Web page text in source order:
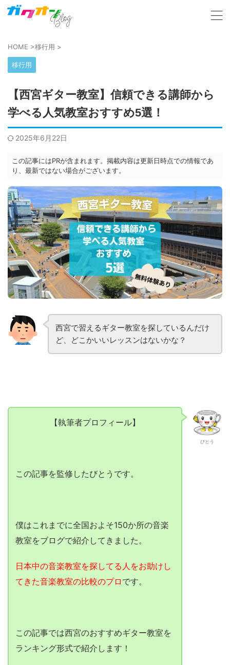
HOME >移行用 >
移行用
【西宮ギター教室】信頼できる講師から
学べる人気教室おすすめ5選！
2025年6月22日
この記事にはPRが含まれます。掲載内容は更新日時点での情報であ
り、最新ではない場合がございます。
西宮で習えるギター教室を探しているんだけ
ど、どこかいいレッスンはないかな？
びとう
【執筆者プロフィール】
この記事を監修したびとうです。
僕はこれまでに全国およそ150か所の音楽
教室をブログで紹介してきました。
日本中の音楽教室を探してる人をお助けし
てきた音楽教室の比較のプロ です。
この記事では西宮のおすすめギター教室を
ランキング形式で紹介します！